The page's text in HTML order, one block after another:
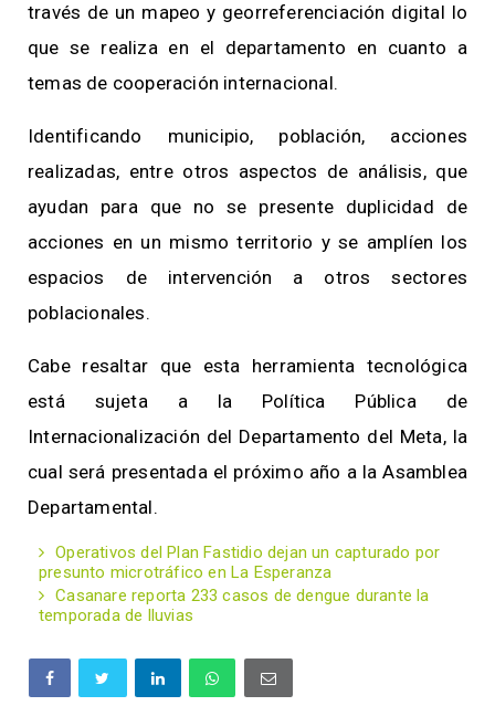
través de un mapeo y georreferenciación digital lo
que se realiza en el departamento en cuanto a
temas de cooperación internacional.
Identificando municipio, población, acciones
realizadas, entre otros aspectos de análisis, que
ayudan para que no se presente duplicidad de
acciones en un mismo territorio y se amplíen los
espacios de intervención a otros sectores
poblacionales.
Cabe resaltar que esta herramienta tecnológica
está sujeta a la Política Pública de
Internacionalización del Departamento del Meta, la
cual será presentada el próximo año a la Asamblea
Departamental.
Operativos del Plan Fastidio dejan un capturado por
presunto microtráfico en La Esperanza
Casanare reporta 233 casos de dengue durante la
temporada de lluvias